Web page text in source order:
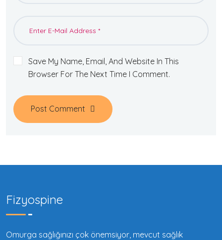
Save My Name, Email, And Website In This
Browser For The Next Time I Comment.
Post Comment
Fizyospine
Omurga sağlığınızı çok önemsiyor, mevcut sağlık